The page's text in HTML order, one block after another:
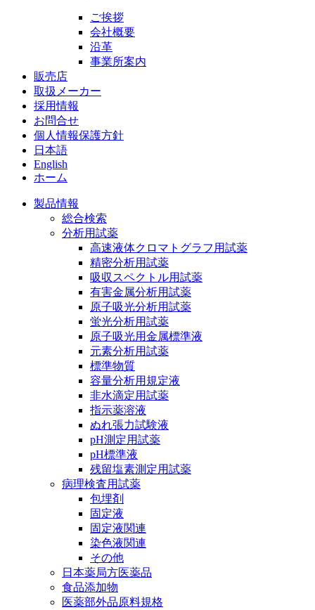
ご挨拶
会社概要
沿革
事業所案内
販売店
取扱メーカー
採用情報
お問合せ
個人情報保護方針
日本語
English
ホーム
製品情報
総合検索
分析用試薬
高速液体クロマトグラフ用試薬
精密分析用試薬
吸収スペクトル用試薬
有害金属分析用試薬
原子吸光分析用試薬
蛍光分析用試薬
原子吸光用金属標準液
元素分析用試薬
標準物質
容量分析用規定液
非水滴定用試薬
指示薬溶液
ぬれ張力試験液
pH測定用試薬
pH標準液
残留塩素測定用試薬
病理検査用試薬
包埋剤
固定液
固定液関連
染色液関連
その他
日本薬局方医薬品
食品添加物
医薬部外品原料規格